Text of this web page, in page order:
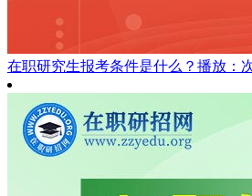
在职研究生报考条件是什么？ 播放：